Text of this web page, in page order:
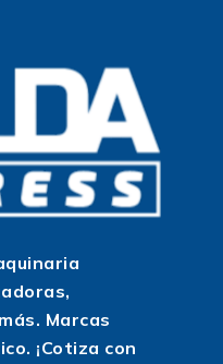
Marcas
¡Cotiza con